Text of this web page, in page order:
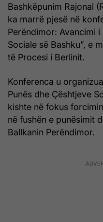
Bashkëpunim Rajonal
ka marrë pjesë në
Perëndimor: Avancimi
Sociale së Bashku”, e
të Procesi i Berlinit.
Konferenca u
Punës dhe Çështjeve
kishte në fokus
në fushën e punësimit
Ballkanin Perëndimor.